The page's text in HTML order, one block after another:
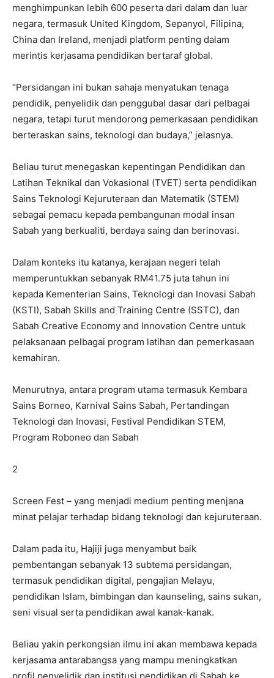
menghimpunkan lebih 600 peserta dari dalam dan luar
negara, termasuk United Kingdom, Sepanyol, Filipina,
China dan Ireland, menjadi platform penting dalam
merintis kerjasama pendidikan bertaraf global.
“Persidangan ini bukan sahaja menyatukan tenaga
pendidik, penyelidik dan penggubal dasar dari pelbagai
negara, tetapi turut mendorong pemerkasaan pendidikan
berteraskan sains, teknologi dan budaya,” jelasnya.
Beliau turut menegaskan kepentingan Pendidikan dan
Latihan Teknikal dan Vokasional (TVET) serta pendidikan
Sains Teknologi Kejuruteraan dan Matematik (STEM)
sebagai pemacu kepada pembangunan modal insan
Sabah yang berkualiti, berdaya saing dan berinovasi.
Dalam konteks itu katanya, kerajaan negeri telah
memperuntukkan sebanyak RM41.75 juta tahun ini
kepada Kementerian Sains, Teknologi dan Inovasi Sabah
(KSTI), Sabah Skills and Training Centre (SSTC), dan
Sabah Creative Economy and Innovation Centre untuk
pelaksanaan pelbagai program latihan dan pemerkasaan
kemahiran.
Menurutnya, antara program utama termasuk Kembara
Sains Borneo, Karnival Sains Sabah, Pertandingan
Teknologi dan Inovasi, Festival Pendidikan STEM,
Program Roboneo dan Sabah
2
Screen Fest – yang menjadi medium penting menjana
minat pelajar terhadap bidang teknologi dan kejuruteraan.
Dalam pada itu, Hajiji juga menyambut baik
pembentangan sebanyak 13 subtema persidangan,
termasuk pendidikan digital, pengajian Melayu,
pendidikan Islam, bimbingan dan kaunseling, sains sukan,
seni visual serta pendidikan awal kanak-kanak.
Beliau yakin perkongsian ilmu ini akan membawa kepada
kerjasama antarabangsa yang mampu meningkatkan